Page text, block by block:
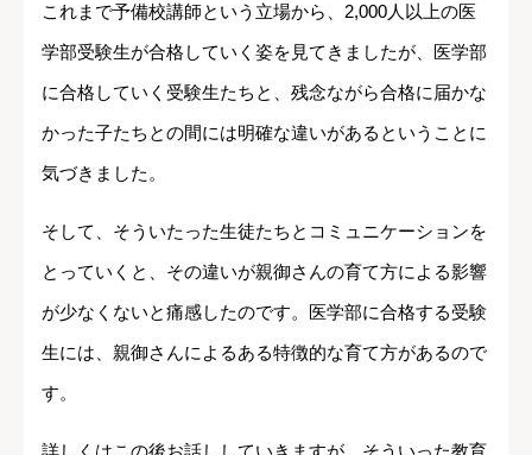
これまで予備校講師という立場から、2,000人以上の医
学部受験生が合格していく姿を見てきましたが、医学部
に合格していく受験生たちと、残念ながら合格に届かな
かった子たちとの間には明確な違いがあるということに
気づきました。
そして、そういたった生徒たちとコミュニケーションを
とっていくと、その違いが親御さんの育て方による影響
が少なくないと痛感したのです。医学部に合格する受験
生には、親御さんによるある特徴的な育て方があるので
す。
詳しくはこの後お話ししていきますが、そういった教育